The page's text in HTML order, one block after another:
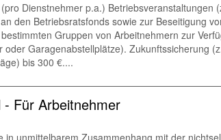
Dienstnehmer p.a.) Betriebsveranstaltungen
den Betriebsratsfonds sowie zur Beseitigung
Gruppen von Arbeitnehmern zur
Garagenabstellplätze). Zukunftssicherung
bis 300 €....
Für Arbeitnehmer
unmittelbarem Zusammenhang mit der